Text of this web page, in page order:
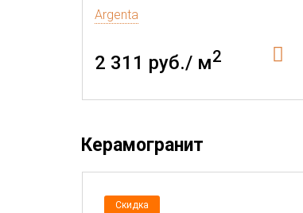
Argenta
2 311 руб./ м2
Керамогранит
Скидка